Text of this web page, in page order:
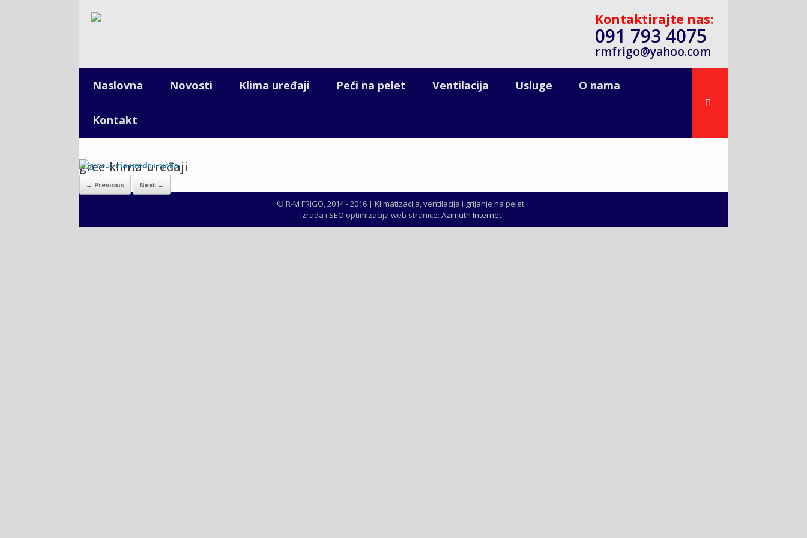
Kontaktirajte nas:
091 793 4075
rmfrigo@yahoo.com
Naslovna Novosti Klima uređaji Peći na pelet Ventilacija Usluge O nama
Kontakt
gree-klima-uređaji
← Previous Next →
© R-M FRIGO, 2014 - 2016 | Klimatizacija, ventilacija i grijanje na pelet
Izrada i SEO optimizacija web stranice: Azimuth Internet